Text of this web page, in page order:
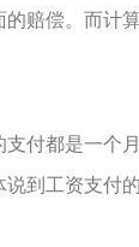
赔偿。而计
付都是一个
到工资支付